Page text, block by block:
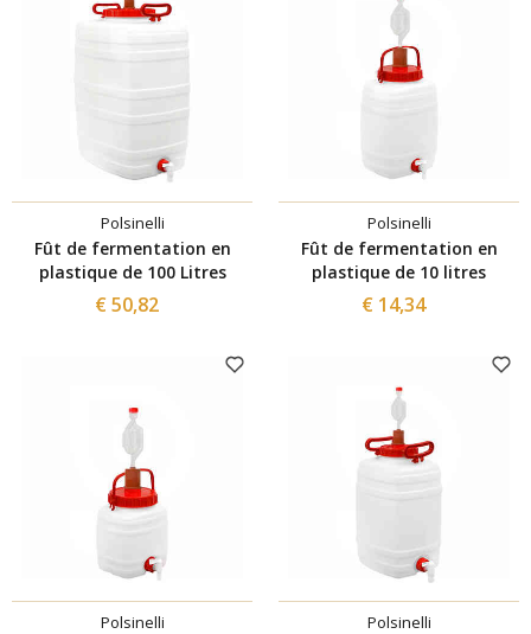
Polsinelli
Fût de fermentation en
plastique de 100 Litres
€ 50,82
Polsinelli
Fût de fermentation en
plastique de 10 litres
€ 14,34
Polsinelli Polsinelli